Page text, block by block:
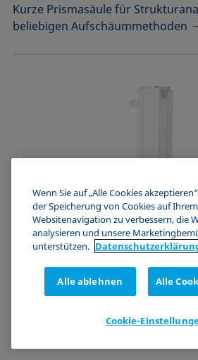
Kurze Prismasäule für
beliebigen Aufschäummethoden
Schaumstrukturanalyse
Wenn Sie auf „Alle Cookies
der Speicherung von Cookies auf
Websitenavigation zu verbessern, die
analysieren und unsere
unterstützen.
Alle ablehnen Alle
Cookie-